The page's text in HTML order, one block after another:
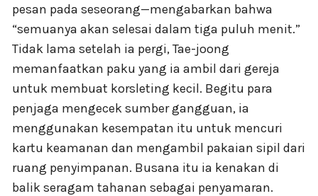
pesan pada seseorang—mengabarkan bahwa
“semuanya akan selesai dalam tiga puluh menit.”
Tidak lama setelah ia pergi, Tae-joong
memanfaatkan paku yang ia ambil dari gereja
untuk membuat korsleting kecil. Begitu para
penjaga mengecek sumber gangguan, ia
menggunakan kesempatan itu untuk mencuri
kartu keamanan dan mengambil pakaian sipil dari
ruang penyimpanan. Busana itu ia kenakan di
balik seragam tahanan sebagai penyamaran.